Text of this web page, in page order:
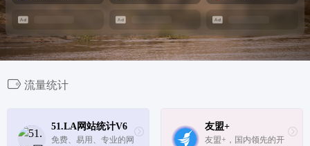
流量统计
51.LA网站统计V6
免费、易用、专业的网
友盟+
友盟+，国内领先的开